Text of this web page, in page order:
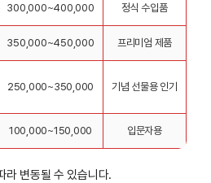
300,000~400,000 정식 수입품
350,000~450,000 프리미엄 제품
250,000~350,000 기념 선물용 인기
100,000~150,000 입문자용
라 변동될 수 있습니다.